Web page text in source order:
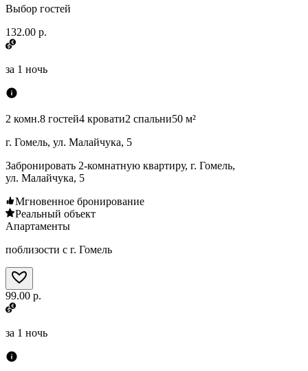
Выбор гостей
132.00 р.
за 1 ночь
2 комн.8 гостей4 кровати2 спальни50 м²
г. Гомель, ул. Малайчука, 5
Забронировать 2-комнатную квартиру, г. Гомель,
ул. Малайчука, 5
Мгновенное бронирование
Реальный объект
Апартаменты
поблизости с г. Гомель
99.00 р.
за 1 ночь